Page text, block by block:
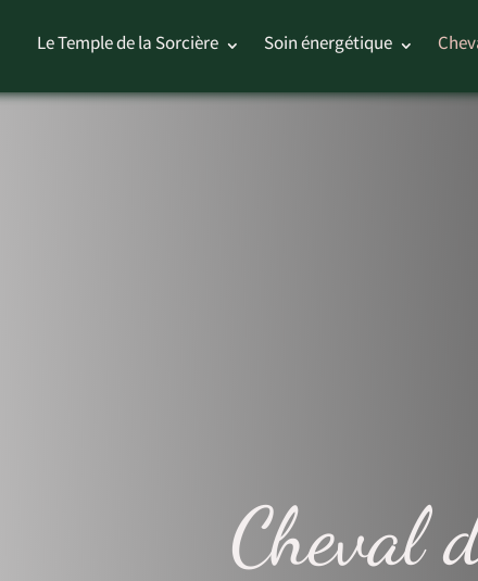
Le Temple de la Sorcière Soin énergétique
Cheval